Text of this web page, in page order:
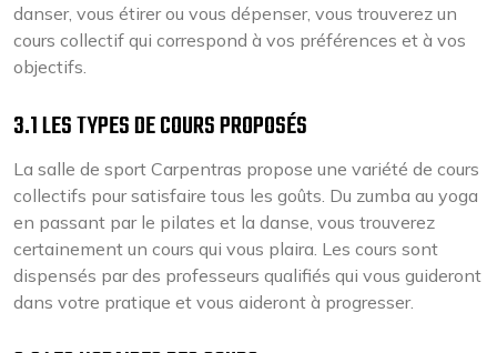
danser, vous étirer ou vous dépenser, vous trouverez un
cours collectif qui correspond à vos préférences et à vos
objectifs.
3.1 LES TYPES DE COURS PROPOSÉS
La salle de sport Carpentras propose une variété de cours
collectifs pour satisfaire tous les goûts. Du zumba au yoga
en passant par le pilates et la danse, vous trouverez
certainement un cours qui vous plaira. Les cours sont
dispensés par des professeurs qualifiés qui vous guideront
dans votre pratique et vous aideront à progresser.